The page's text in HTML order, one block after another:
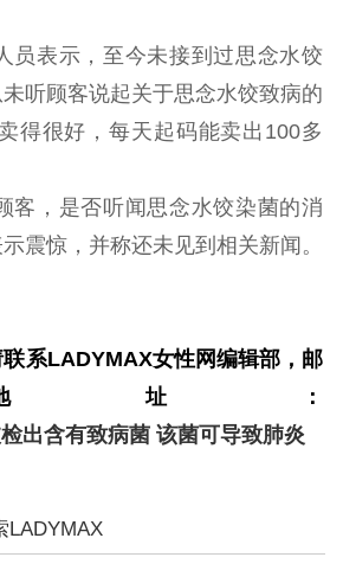
表示，至今未接到过思念水饺
听顾客说起关于思念水饺致病的
得很好，每天起码能卖出100多
，是否听闻思念水饺染菌的消
震惊，并称还未见到相关新闻。
系LADYMAX女性网编辑部，邮
址：
LADYMAX